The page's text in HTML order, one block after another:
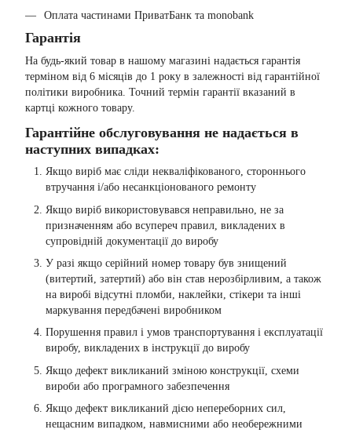
Оплата частинами ПриватБанк та monobank
Гарантія
На будь-який товар в нашому магазині надається гарантія
терміном від 6 місяців до 1 року в залежності від гарантійної
політики виробника. Точний термін гарантії вказаний в
картці кожного товару.
Гарантійне обслуговування не надається в
наступних випадках:
Якщо виріб має сліди некваліфікованого, стороннього
втручання і/або несанкціонованого ремонту
Якщо виріб використовувався неправильно, не за
призначенням або всупереч правил, викладених в
супровідній документації до виробу
У разі якщо серійний номер товару був знищений
(витертий, затертий) або він став нерозбірливим, а також
на виробі відсутні пломби, наклейки, стікери та інші
маркування передбачені виробником
Порушення правил і умов транспортування і експлуатації
виробу, викладених в інструкції до виробу
Якщо дефект викликаний зміною конструкції, схеми
вироби або програмного забезпечення
Якщо дефект викликаний дією непереборних сил,
нещасним випадком, навмисними або необережними